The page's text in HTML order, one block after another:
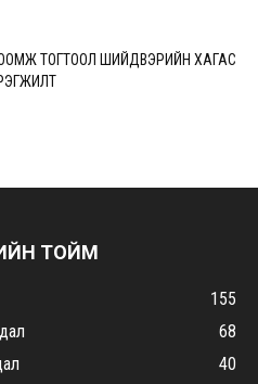
ТОГТООЛ ШИЙДВЭРИЙН ХАГАС
ТОЙМ
155
68
40